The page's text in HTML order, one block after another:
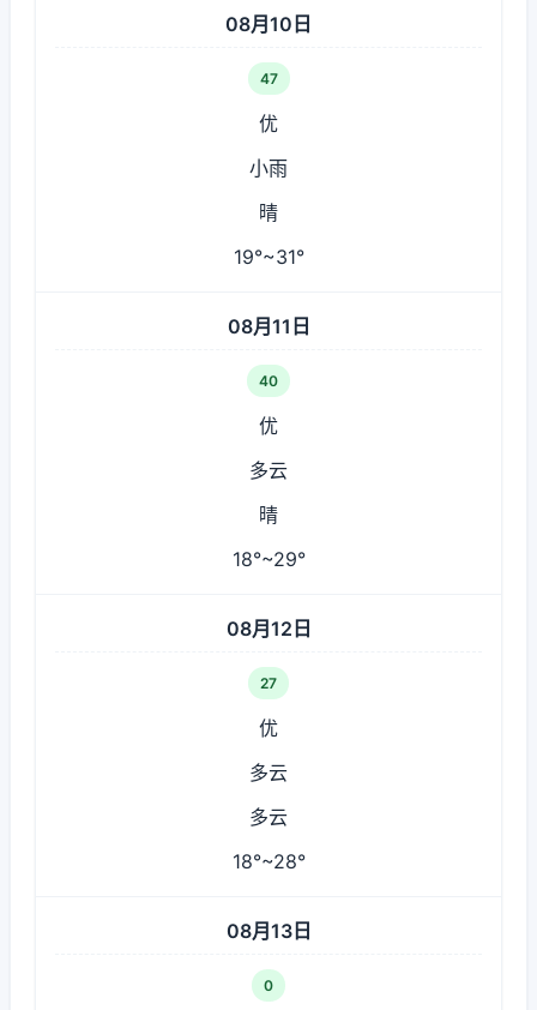
08月10日
47
优
小雨
晴
19°~31°
08月11日
40
优
多云
晴
18°~29°
08月12日
27
优
多云
多云
18°~28°
08月13日
0